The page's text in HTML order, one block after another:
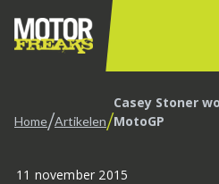
Home/Artikelen/Casey Stoner
MotoGP
11 november 2015